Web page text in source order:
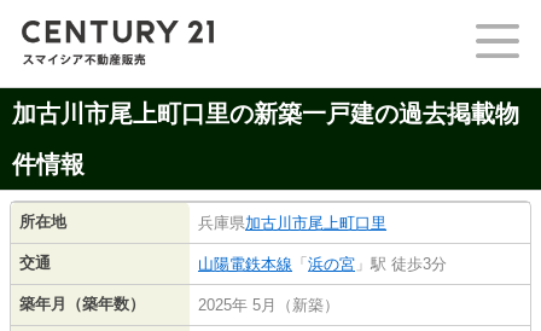
加古川市尾上町口里の新築一戸建の過去掲載物
件情報
所在地 兵庫県加古川市尾上町口里
交通 山陽電鉄本線 「浜の宮 」駅 徒歩3分
築年月（築年数） 2025年 5月（新築）